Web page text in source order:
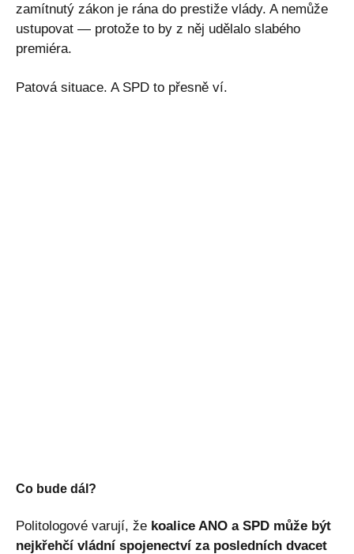
zamítnutý zákon je rána do prestiže vlády. A nemůže
ustupovat — protože to by z něj udělalo slabého
premiéra.
Patová situace. A SPD to přesně ví.
Co bude dál?
Politologové varují, že koalice ANO a SPD může být
nejkřehčí vládní spojenectví za posledních dvacet